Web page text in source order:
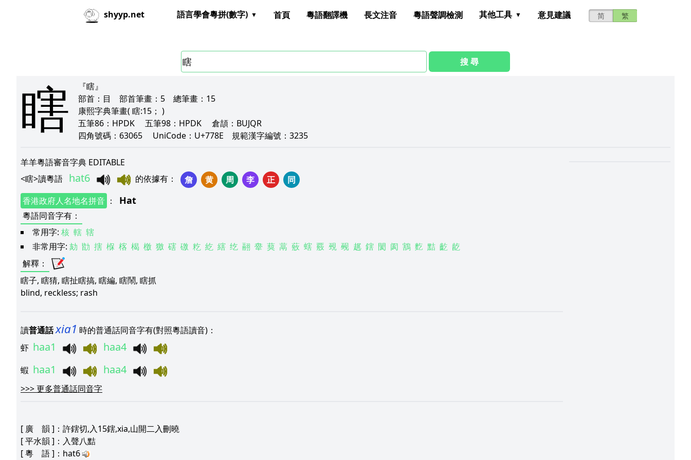
shyyp.net 简 繁
語言學會粵拼(數字) 首頁 粵語翻譯機 長文注音 粵語聲調檢測 其他工具 意見建議
搜 尋
瞎
『瞎』
部首： 目 部首筆畫： 5 總筆畫： 15
康熙字典筆畫( 瞎:15； )
五筆86： HPDK 五筆98： HPDK 倉頡： BUJQR
四角號碼： 63065 UniCode： U+778E 規範漢字編號： 3235
羊羊粵語審音字典 EDITABLE
<瞎>讀粵語 hat6 的依據有 ： 詹 黄 周 李 正
同
香港政府人名地名拼音 ： Hat
粵語同音字有 ：
常用字: 核 轄 辖
非常用字: 劾 勓 搳 椺 楁 楬 檄 獥 磍 礉 籺 紇 縖 纥 翮 舝 葜 蒚 薂 螛 覈 覡 觋 趘 鎋 閡 阂 鶷 麧 黠 齕 龁
解釋 ：
瞎子, 瞎猜, 瞎扯瞎搞, 瞎編, 瞎鬧, 瞎抓
blind, reckless; rash
讀普通話xia1 時的普通話同音字有(對照粵語讀音)：
虾 haa1 haa4
蝦 haa1 haa4
>>>更多普通話同音字
[ 廣 韻 ]：許鎋切,入15鎋,xia,山開二入刪曉
[平水韻 ]：入聲八黠
[粵 語]：hat6